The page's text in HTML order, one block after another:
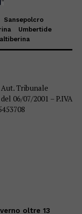
Sansepolcro
Umbertide
Tribunale
06/07/2001 – P.IVA
oltre 13